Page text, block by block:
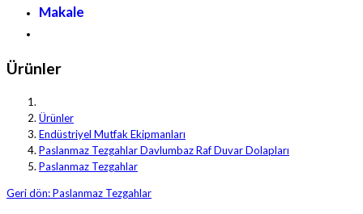
Makale
Ürünler
Ürünler
Endüstriyel Mutfak Ekipmanları
Paslanmaz Tezgahlar Davlumbaz Raf Duvar Dolapları
Paslanmaz Tezgahlar
Geri dön: Paslanmaz Tezgahlar